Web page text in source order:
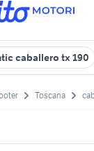
caballero tx 190
Toscana